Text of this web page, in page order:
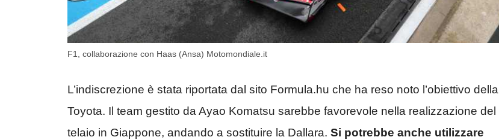
F1, collaborazione con Haas (Ansa) Motomondiale.it
L’indiscrezione è stata riportata dal sito Formula.hu che ha reso noto l’obiettivo della
Toyota. Il team gestito da Ayao Komatsu sarebbe favorevole nella realizzazione del
telaio in Giappone, andando a sostituire la Dallara. Si potrebbe anche utilizzare